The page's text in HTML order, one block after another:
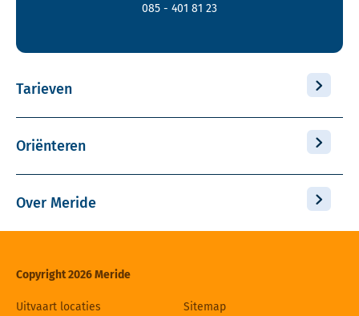
085 - 401 81 23
Tarieven
Oriënteren
Over Meride
Copyright 2026 Meride
Uitvaart locaties Sitemap